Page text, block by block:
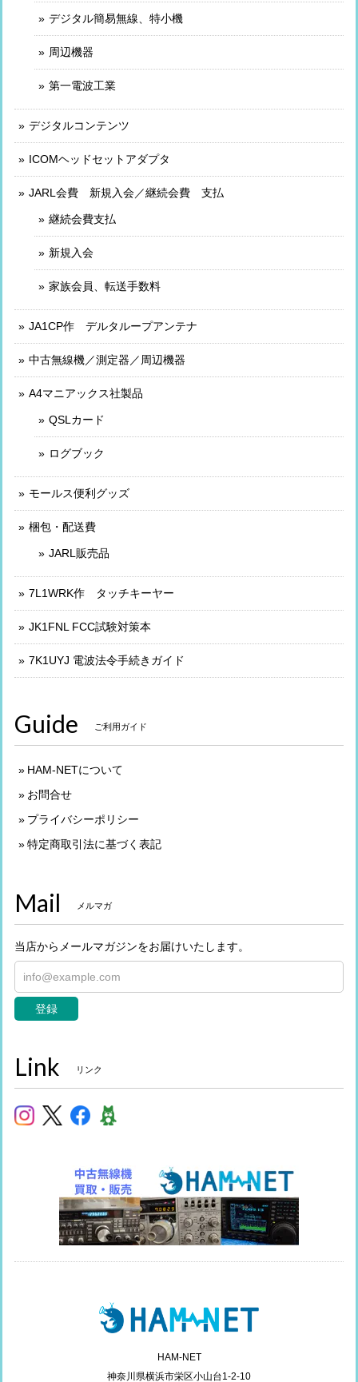
デジタル簡易無線、特小機
周辺機器
第一電波工業
デジタルコンテンツ
ICOMヘッドセットアダプタ
JARL会費 新規入会／継続会費 支払
継続会費支払
新規入会
家族会員、転送手数料
JA1CP作 デルタループアンテナ
中古無線機／測定器／周辺機器
A4マニアックス社製品
QSLカード
ログブック
モールス便利グッズ
梱包・配送費
JARL販売品
7L1WRK作 タッチキーヤー
JK1FNL FCC試験対策本
7K1UYJ 電波法令手続きガイド
Guide ご利用ガイド
HAM-NETについて
お問合せ
プライバシーポリシー
特定商取引法に基づく表記
Mail メルマガ
当店からメールマガジンをお届けいたします。
登録
Link リンク
HAM-NET
神奈川県横浜市栄区小山台1-2-10